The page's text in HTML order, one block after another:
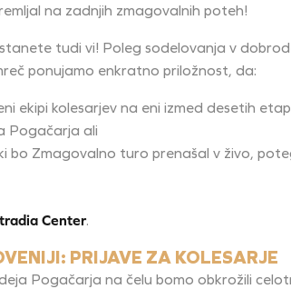
na zadnjih zmagovalnih poteh!
tudi vi! Poleg sodelovanja v
ponujamo enkratno priložnost, da:
ekipi kolesarjev na eni izmed desetih
Pogačarja ali
bo Zmagovalno turo prenašal v živo,
Center.
PRIJAVE ZA KOLESARJE
Pogačarja na čelu bomo obkrožili